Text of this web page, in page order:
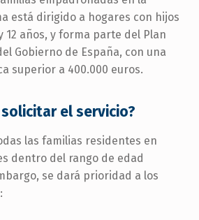
está dirigido a hogares con hijos
12 años, y forma parte del Plan
Gobierno de España, con una
superior a 400.000 euros.
el servicio?
las familias residentes en
dentro del rango de edad
se dará prioridad a los